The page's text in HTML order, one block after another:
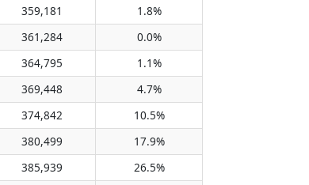
359,181
1.8%
361,284
0.0%
364,795
1.1%
369,448
4.7%
374,842
10.5%
380,499
17.9%
385,939
26.5%